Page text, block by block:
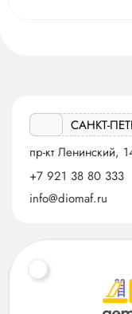
САНКТ-
пр-кт Ленинский,
+7 921 38 80 333
info@diomaf.ru